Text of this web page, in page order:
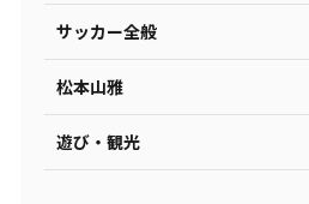
サッカー全般
松本山雅
遊び・観光